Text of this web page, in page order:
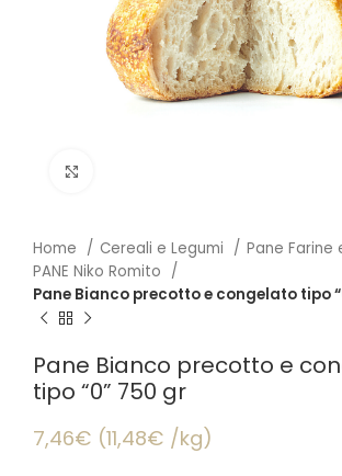
Home Cereali e Legumi
Pane Farine
PANE Niko Romito
Pane Bianco precotto e congelato tipo
Pane Bianco precotto e
tipo “0” 750 gr
7,46€ (11,48€ /kg)